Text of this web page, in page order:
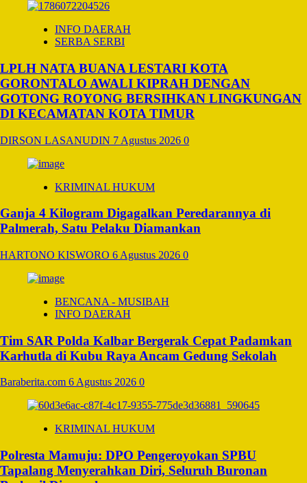
INFO DAERAH
SERBA SERBI
LPLH NATA BUANA LESTARI KOTA
GORONTALO AWALI KIPRAH DENGAN
GOTONG ROYONG BERSIHKAN LINGKUNGAN
DI KECAMATAN KOTA TIMUR
DIRSON LASANUDIN 7 Agustus 2026 0
KRIMINAL HUKUM
Ganja 4 Kilogram Digagalkan Peredarannya di
Palmerah, Satu Pelaku Diamankan
HARTONO KISWORO 6 Agustus 2026 0
BENCANA - MUSIBAH
INFO DAERAH
Tim SAR Polda Kalbar Bergerak Cepat Padamkan
Karhutla di Kubu Raya Ancam Gedung Sekolah
Baraberita.com 6 Agustus 2026 0
KRIMINAL HUKUM
Polresta Mamuju: DPO Pengeroyokan SPBU
Tapalang Menyerahkan Diri, Seluruh Buronan